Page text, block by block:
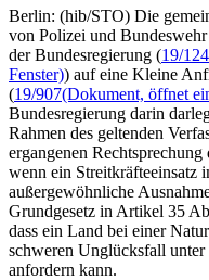
Berlin: (hib/STO) Die
von Polizei und
der Bundesregierung (19/
Fenster)) auf eine Kleine
(19/907(Dokument, öffnet
Bundesregierung darin
Rahmen des geltenden
ergangenen
wenn ein Streitkräfteeinsatz
außergewöhnliche
Grundgesetz in Artikel 35
dass ein Land bei einer
schweren Unglücksfall
anfordern kann.